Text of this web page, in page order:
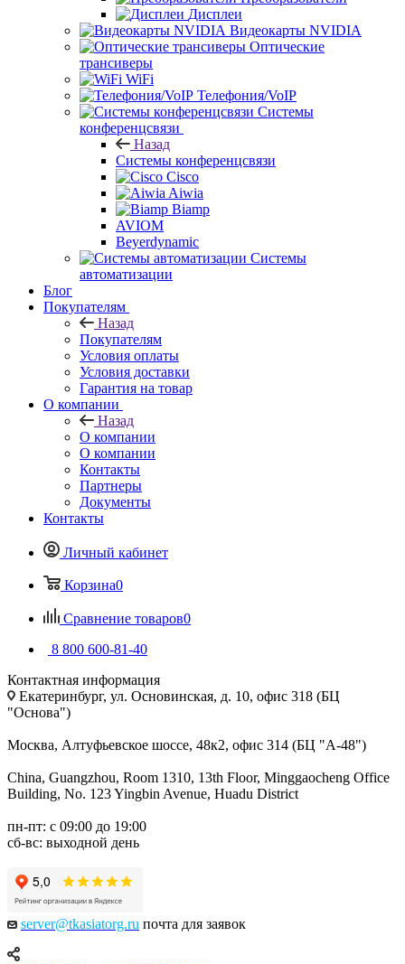
Дисплеи
Видеокарты NVIDIA
Оптические
трансиверы
WiFi
Телефония/VoIP
Системы
конференцсвязи
Назад
Системы конференцсвязи
Cisco
Aiwia
Biamp
AVIOM
Beyerdynamic
Системы
автоматизации
Блог
Покупателям
Назад
Покупателям
Условия оплаты
Условия доставки
Гарантия на товар
О компании
Назад
О компании
О компании
Контакты
Партнеры
Документы
Контакты
Личный кабинет
Корзина0
Сравнение товаров0
8 800 600-81-40
Контактная информация
Екатеринбург, ул. Основинская, д. 10, офис 318 (БЦ
"Основа")
Москва, Алтуфьевское шоссе, 48к2, офис 314 (БЦ "А-48")
China, Guangzhou, Room 1310, 13th Floor, Minggaocheng Office
Building, No. 123 Yingbin Avenue, Huadu District
пн-пт: с 09:00 до 19:00
сб-вс: выходной день
server@tkasiatorg.ru почта для заявок